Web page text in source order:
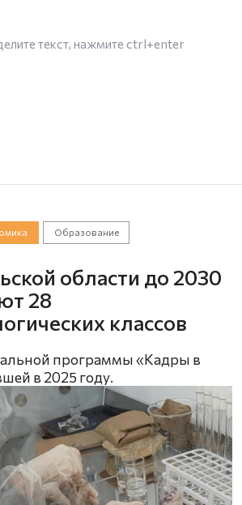
текст, нажмите ctrl+enter
Образование
области до 2030
28
классов
программы «Кадры в
в 2025 году.